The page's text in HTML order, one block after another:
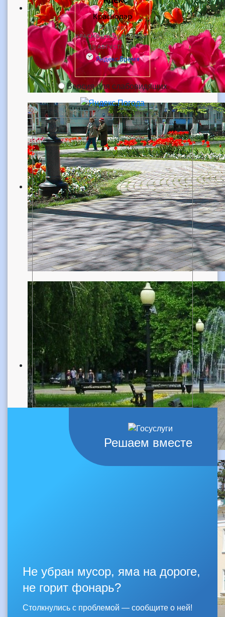
Версия для слабовидящих
Решаем вместе
Не убран мусор, яма на дороге,
не горит фонарь?
Столкнулись с проблемой — сообщите о ней!